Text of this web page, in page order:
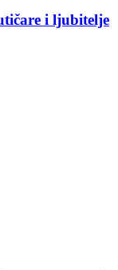
i ljubitelje